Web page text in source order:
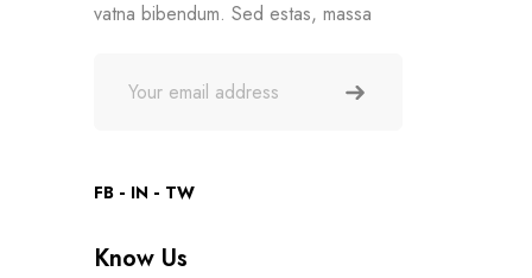
vatna bibendum. Sed estas, massa
FB IN TW
Know Us